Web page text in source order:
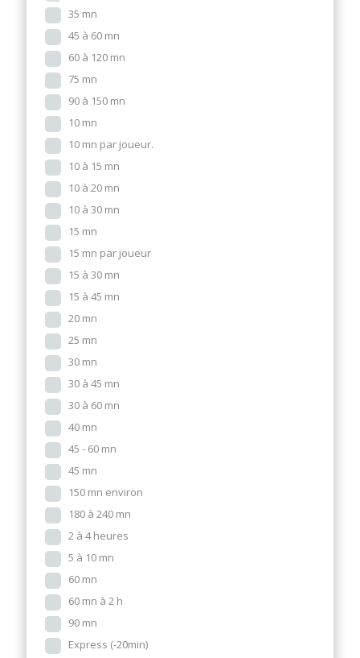
35 mn
45 à 60 mn
60 à 120 mn
75 mn
90 à 150 mn
10 mn
10 mn par joueur.
10 à 15 mn
10 à 20 mn
10 à 30 mn
15 mn
15 mn par joueur
15 à 30 mn
15 à 45 mn
20 mn
25 mn
30 mn
30 à 45 mn
30 à 60 mn
40 mn
45 - 60 mn
45 mn
150 mn environ
180 à 240 mn
2 à 4 heures
5 à 10 mn
60 mn
60 mn à 2 h
90 mn
Express (-20min)